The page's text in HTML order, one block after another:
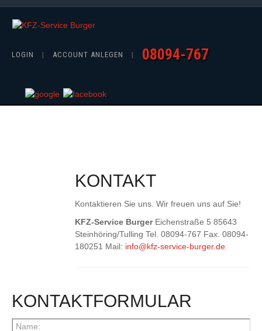
LOGIN | ACCOUNT ANLEGEN | 08094-767
KONTAKT
Kontaktieren Sie uns. Wir freuen uns auf Sie!
KFZ-Service Burger Eichenstraße 5 85643
Steinhöring/Tulling Tel. 08094-767 Fax. 08094-
180251 Mail: info@kfz-service-burger.de
KONTAKTFORMULAR